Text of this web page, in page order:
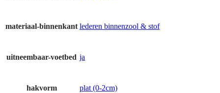
materiaal-binnenkant lederen binnenzool & stof
uitneembaar-voetbed ja
hakvorm plat (0-2cm)